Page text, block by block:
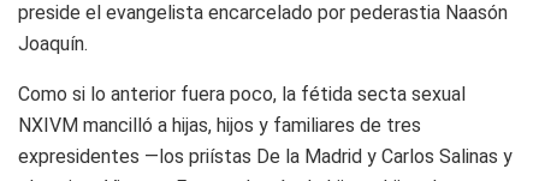
preside el evangelista encarcelado por pederastia Naasón
Joaquín.
Como si lo anterior fuera poco, la fétida secta sexual
NXIVM mancilló a hijas, hijos y familiares de tres
expresidentes —los priístas De la Madrid y Carlos Salinas y